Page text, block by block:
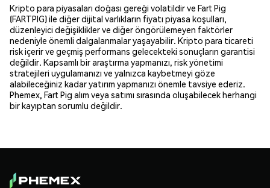
Kripto para piyasaları doğası gereği volatildir ve Fart Pig
(FARTPIG) ile diğer dijital varlıkların fiyatı piyasa koşulları,
düzenleyici değişiklikler ve diğer öngörülemeyen faktörler
nedeniyle önemli dalgalanmalar yaşayabilir. Kripto para ticareti
risk içerir ve geçmiş performans gelecekteki sonuçların garantisi
değildir. Kapsamlı bir araştırma yapmanızı, risk yönetimi
stratejileri uygulamanızı ve yalnızca kaybetmeyi göze
alabileceğiniz kadar yatırım yapmanızı önemle tavsiye ederiz.
Phemex, Fart Pig alım veya satımı sırasında oluşabilecek herhangi
bir kayıptan sorumlu değildir.